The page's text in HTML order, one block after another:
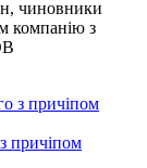
чиновники
компанію з
причіпом